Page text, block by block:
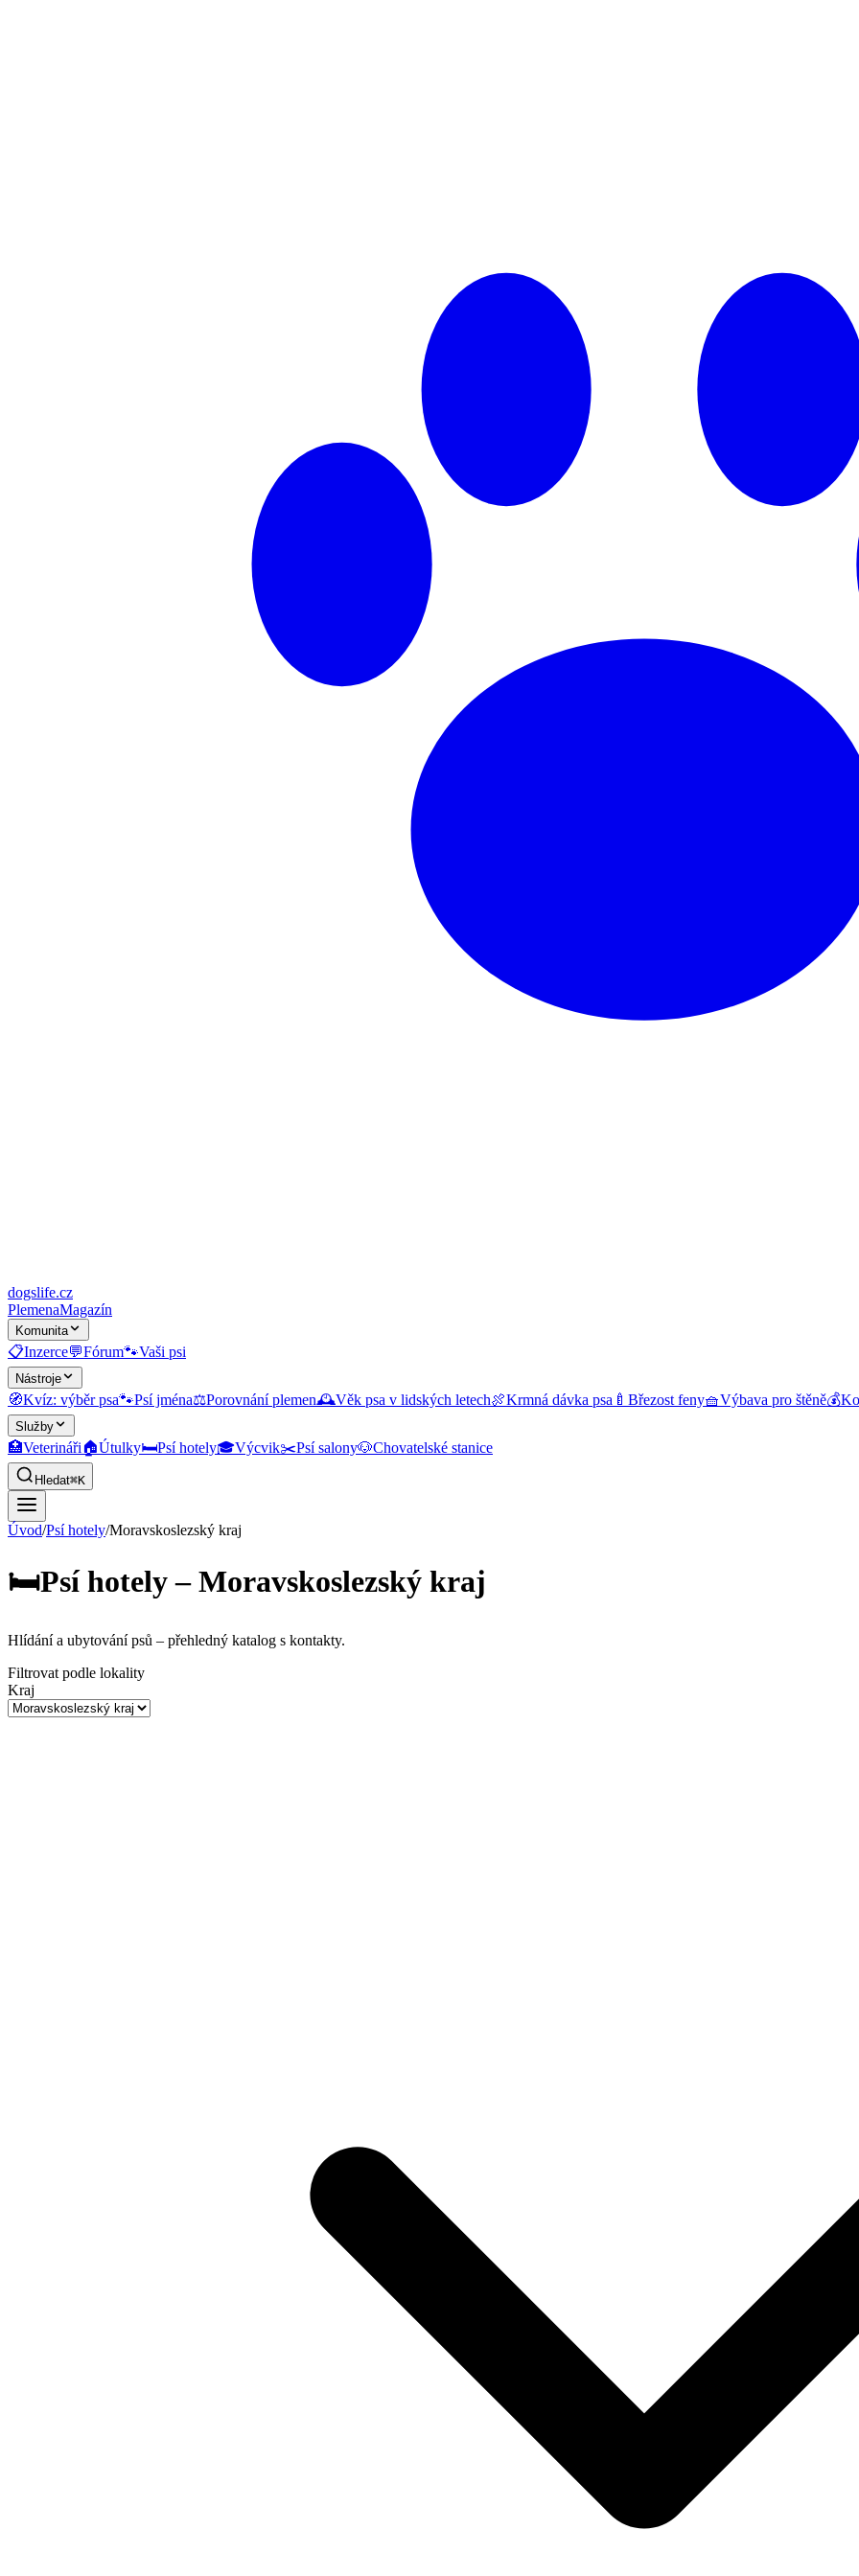
dogslife.cz
PlemenaMagazín
Komunita
📋Inzerce💬Fórum🐾Vaši psi
Nástroje
🧭Kvíz: výběr psa🐾Psí jména⚖️Porovnání plemen🕰️Věk psa v lidských letech🍖Krmná dávka psa 🍼 Březost feny🧺Výbava pro štěně💰
Služby
🏥Veterináři🏠Útulky🛏️Psí hotely🎓Výcvik✂️Psí salony🐶Chovatelské stanice
Hledat⌘K
Úvod/Psí hotely/Moravskoslezský kraj
🛏️Psí hotely – Moravskoslezský kraj
Hlídání a ubytování psů – přehledný katalog s kontakty.
Filtrovat podle lokality
Kraj